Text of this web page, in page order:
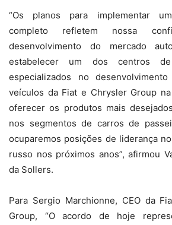
“Os planos para implementar
completo refletem nossa
desenvolvimento do mercado
estabelecer um dos centros
especializados no
veículos da Fiat e Chrysler Group
oferecer os produtos mais
nos segmentos de carros de
ocuparemos posições de liderança
russo nos próximos anos”, afirmou
da Sollers.
Para Sergio Marchionne, CEO da
Group, “O acordo de hoje